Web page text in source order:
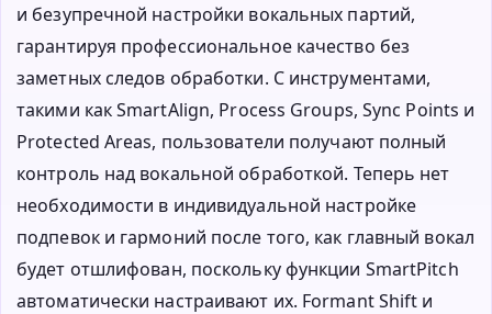
и безупречной настройки вокальных партий,
гарантируя профессиональное качество без
заметных следов обработки. С инструментами,
такими как SmartAlign, Process Groups, Sync Points и
Protected Areas, пользователи получают полный
контроль над вокальной обработкой. Теперь нет
необходимости в индивидуальной настройке
подпевок и гармоний после того, как главный вокал
будет отшлифован, поскольку функции SmartPitch
автоматически настраивают их. Formant Shift и